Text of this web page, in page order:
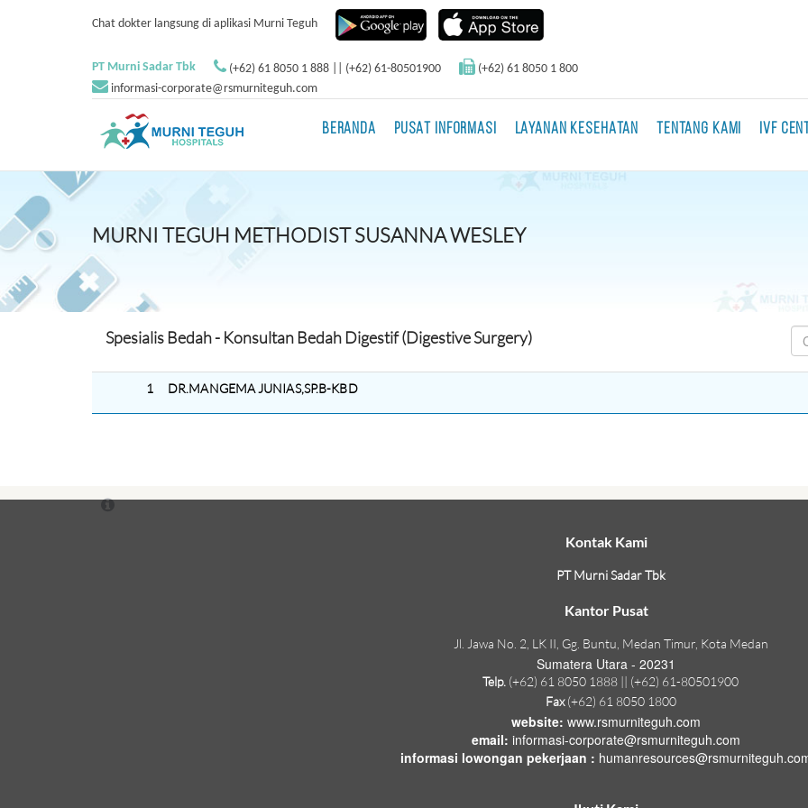
Chat dokter langsung di aplikasi Murni Teguh
PT Murni Sadar Tbk (+62) 61 8050 1 888 || (+62) 61-80501900
(+62) 61 8050 1 800
informasi-corporate@rsmurniteguh.com
BERANDA PUSAT INFORMASI LAYANAN KESEHATAN TENTANG KAMI IVF
MURNI TEGUH METHODIST SUSANNA WESLEY
Spesialis Bedah - Konsultan Bedah Digestif (Digestive Surgery)
1 DR.MANGEMA JUNIAS,SP.B-KBD
Kontak Kami
PT Murni Sadar Tbk
Kantor Pusat
Jl. Jawa No. 2, LK II, Gg. Buntu, Medan Timur, Kota Medan
Sumatera Utara - 20231
Telp. (+62) 61 8050 1888 || (+62) 61-80501900
Fax(+62) 61 8050 1800
website: www.rsmurniteguh.com
email: informasi-corporate@rsmurniteguh.com
informasi lowongan pekerjaan :